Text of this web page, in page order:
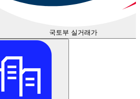
국토부 실거래가